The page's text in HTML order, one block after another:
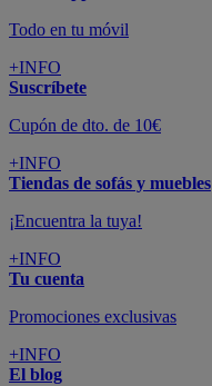
Todo en tu móvil
+INFO
Suscríbete
Cupón de dto. de 10€
+INFO
Tiendas de sofás y muebles
¡Encuentra la tuya!
+INFO
Tu cuenta
Promociones exclusivas
+INFO
El blog